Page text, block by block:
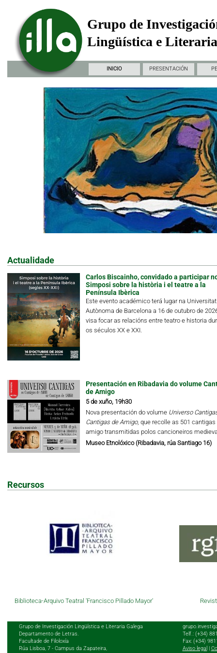
Grupo de
Lingüística e
INICIO PRESENTACIÓN
Actualidade
Carlos Biscainho, convidado a participar
Simposi sobre la història i el teatre a la
Península Ibèrica
Este evento académico terá lugar na Universitat
Autònoma de Barcelona a 16 de outubro de
visa focar as relacións entre teatro e historia
os séculos XX e XXI.
Presentación en Ribadavia do volume
de Amigo
5 de xuño, 19h30
Nova presentación do volume Universo
Cantigas de Amigo, que recolle as 501 cantigas
amigo transmitidas polos cancioneiros
Museo Etnolóxico (Ribadavia, rúa Santiago 16)
Recursos
Biblioteca-Arquivo Teatral 'Francisco Pillado Mayor'
Grupo de Investigación Lingüística e Literaria Galega
Departamento de Letras.
Facultade de Filoloxía
Rúa Lisboa, 7 - Campus da Zapateira,
Telf.: (+34)
Fax: (+34)
Aviso legal |